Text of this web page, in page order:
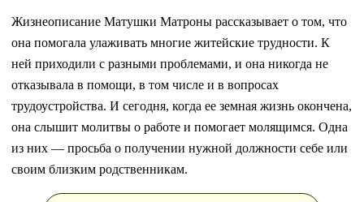
Жизнеописание Матушки Матроны рассказывает о том, что
она помогала улаживать многие житейские трудности. К
ней приходили с разными проблемами, и она никогда не
отказывала в помощи, в том числе и в вопросах
трудоустройства. И сегодня, когда ее земная жизнь окончена,
она слышит молитвы о работе и помогает молящимся. Одна
из них — просьба о получении нужной должности себе или
своим близким родственникам.